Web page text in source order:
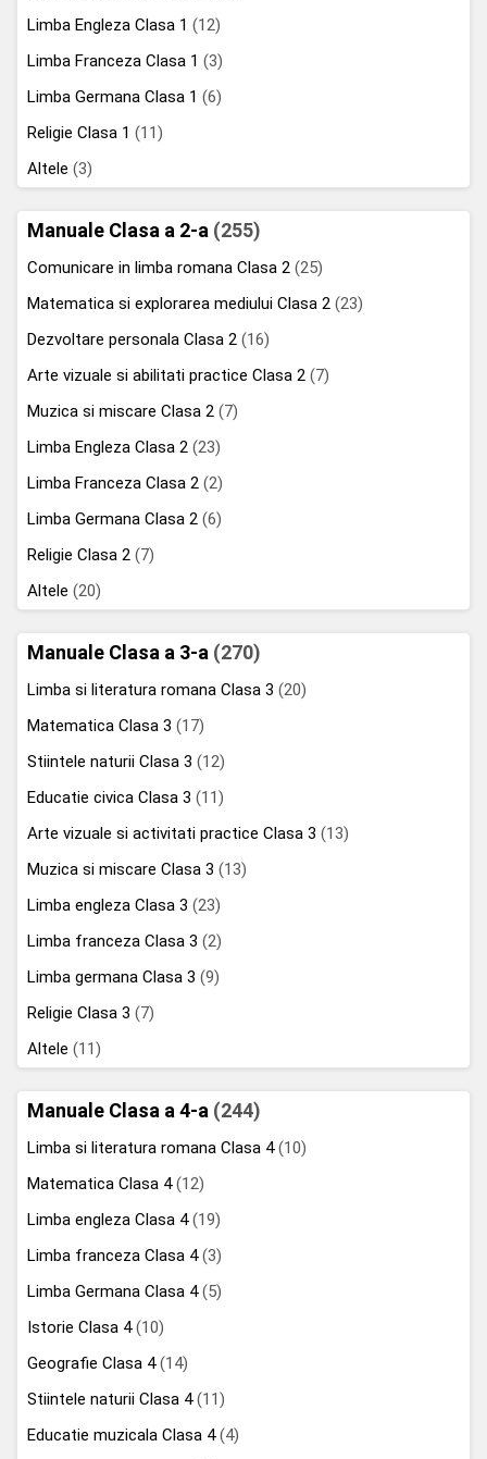
Limba Engleza Clasa 1 (12)
Limba Franceza Clasa 1 (3)
Limba Germana Clasa 1 (6)
Religie Clasa 1 (11)
Altele (3)
Manuale Clasa a 2-a (255)
Comunicare in limba romana Clasa 2 (25)
Matematica si explorarea mediului Clasa 2 (23)
Dezvoltare personala Clasa 2 (16)
Arte vizuale si abilitati practice Clasa 2 (7)
Muzica si miscare Clasa 2 (7)
Limba Engleza Clasa 2 (23)
Limba Franceza Clasa 2 (2)
Limba Germana Clasa 2 (6)
Religie Clasa 2 (7)
Altele (20)
Manuale Clasa a 3-a (270)
Limba si literatura romana Clasa 3 (20)
Matematica Clasa 3 (17)
Stiintele naturii Clasa 3 (12)
Educatie civica Clasa 3 (11)
Arte vizuale si activitati practice Clasa 3 (13)
Muzica si miscare Clasa 3 (13)
Limba engleza Clasa 3 (23)
Limba franceza Clasa 3 (2)
Limba germana Clasa 3 (9)
Religie Clasa 3 (7)
Altele (11)
Manuale Clasa a 4-a (244)
Limba si literatura romana Clasa 4(10)
Matematica Clasa 4(12)
Limba engleza Clasa 4(19)
Limba franceza Clasa 4(3)
Limba Germana Clasa 4(5)
Istorie Clasa 4(10)
Geografie Clasa 4(14)
Stiintele naturii Clasa 4(11)
Educatie muzicala Clasa 4(4)